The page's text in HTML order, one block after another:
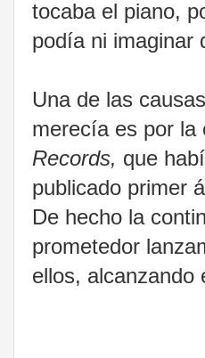
tocaba el piano,
podía ni imaginar
Una de las
merecía es por la
Records, que
publicado primer
De hecho la
prometedor
ellos, alcanzando